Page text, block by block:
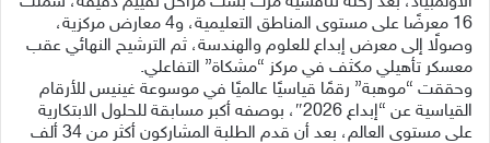
16 معرضًا على مستوى المناطق التعليمية، و4 معارض مركزية،
وصولًا إلى معرض إبداع للعلوم والهندسة، ثم الترشيح النهائي عقب
معسكر تأهيلي مكثف في مركز “مشكاة” التفاعلي.
وحققت “موهبة” رقمًا قياسيًا عالميًا في موسوعة غينيس للأرقام
القياسية عن “إبداع 2026″، بوصفه أكبر مسابقة للحلول الابتكارية
على مستوى العالم، بعد أن قدم الطلبة المشاركون أكثر من 34 ألف